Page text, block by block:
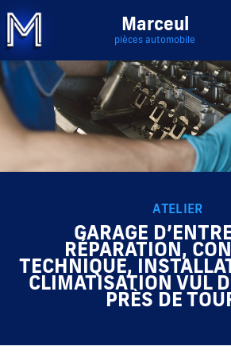
Marceul
pièces automobile
ATELIER
GARAGE
RÉPARATION,
TECHNIQUE,
CLIMATISATION VUL
PRÈS DE